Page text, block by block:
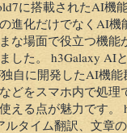
に搭載されたAI機
進化だけでなくAI機
な場面で役立つ機能
した。 h3Galaxy AI
自に開発したAI機
どをスマホ内で処理
える点が魅力です。
ルタイム翻訳、文章